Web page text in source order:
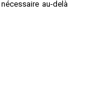
au-delà